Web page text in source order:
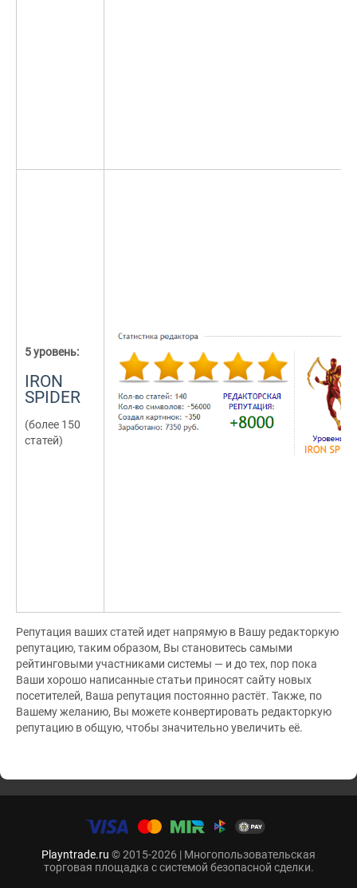
5 уровень:
IRON
SPIDER
(более 150
статей)
Репутация ваших статей идет напрямую в Вашу редакторкую
репутацию, таким образом, Вы становитесь самыми
рейтинговыми участниками системы — и до тех, пор пока
Ваши хорошо написанные статьи приносят сайту новых
посетителей, Ваша репутация постоянно растёт. Также, по
Вашему желанию, Вы можете конвертировать редакторкую
репутацию в общую, чтобы значительно увеличить её.
Playntrade.ru © 2015-2026 | Многопользовательская
торговая площадка с системой безопасной сделки.